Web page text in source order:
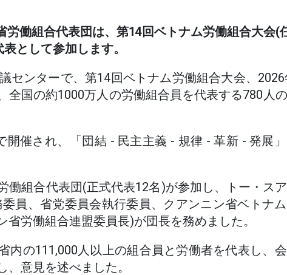
労働組合代表団は、第14回ベトナム労働組合大会(
として参加します。
センターで、第14回ベトナム労働組合大会、2026
全国の約1000万人の労働組合員を代表する780人
開催され、「団結 - 民主主義 - 規律 - 革新 - 発展
働組合代表団(正式代表12名)が参加し、トー・ス
員、省党委員会執行委員、クアンニン省ベトナ
省労働組合連盟委員長)が団長を務めました。
内の111,000人以上の組合員と労働者を代表し、
意見を述べました。